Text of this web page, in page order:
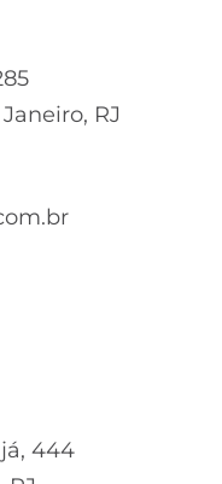
Janeiro, RJ
444